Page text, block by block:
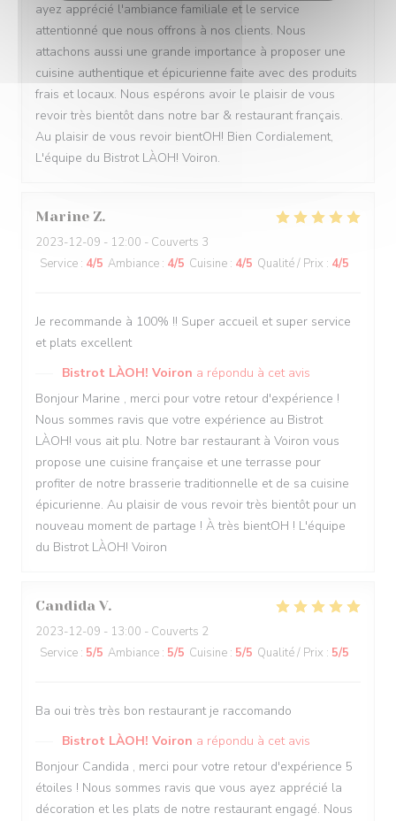
ayez apprécié l'ambiance familiale et le service
attentionné que nous offrons à nos clients. Nous
attachons aussi une grande importance à proposer une
cuisine authentique et épicurienne faite avec des produits
frais et locaux. Nous espérons avoir le plaisir de vous
revoir très bientôt dans notre bar & restaurant français.
Au plaisir de vous revoir bientOH! Bien Cordialement,
L'équipe du Bistrot LÀOH! Voiron.
Marine Z
2023-12-09 - 12:00 - Couverts 3
Service : 4/5 Ambiance : 4/5 Cuisine : 4/5 Qualité / Prix : 4/5
Je recommande à 100% !! Super accueil et super service
et plats excellent
Bistrot LÀOH! Voiron a répondu à cet avis
Bonjour Marine , merci pour votre retour d'expérience !
Nous sommes ravis que votre expérience au Bistrot
LÀOH! vous ait plu. Notre bar restaurant à Voiron vous
propose une cuisine française et une terrasse pour
profiter de notre brasserie traditionnelle et de sa cuisine
épicurienne. Au plaisir de vous revoir très bientôt pour un
nouveau moment de partage ! À très bientOH ! L'équipe
du Bistrot LÀOH! Voiron
Candida V
2023-12-09 - 13:00 - Couverts 2
Service : 5/5 Ambiance : 5/5 Cuisine : 5/5 Qualité / Prix : 5/5
Ba oui très très bon restaurant je raccomando
Bistrot LÀOH! Voiron a répondu à cet avis
Bonjour Candida , merci pour votre retour d'expérience 5
étoiles ! Nous sommes ravis que vous ayez apprécié la
décoration et les plats de notre restaurant engagé. Nous